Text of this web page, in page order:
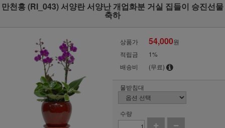
만천홍 (RI_043) 서양란 서양난 개업화분 거실 집들이 승진선물
축하
상품가 54,000원
적립금
1%
배송비
(무료)
물받침대
수량